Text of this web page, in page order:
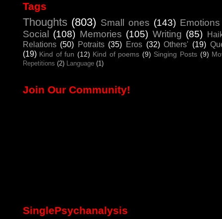
Tags
Thoughts (803) Small ones (143) Emotions
Social (108) Memories (105) Writing (85)
Relations (50) Potraits (35) Eros (32) Others' (19)
(19) Kind of fun (12) Kind of poems (9) Singing Posts (9)
Repetitions (2) Language (1)
Join Our Community!
SinglePsychanalysis